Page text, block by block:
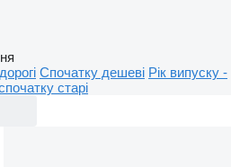
Спочатку дешеві Рік випуску -
старі